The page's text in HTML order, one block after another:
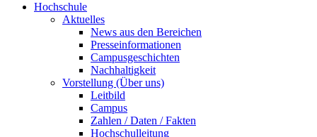
Hochschule
Aktuelles
News aus den Bereichen
Presseinformationen
Campusgeschichten
Nachhaltigkeit
Vorstellung (Über uns)
Leitbild
Campus
Zahlen / Daten / Fakten
Hochschulleitung